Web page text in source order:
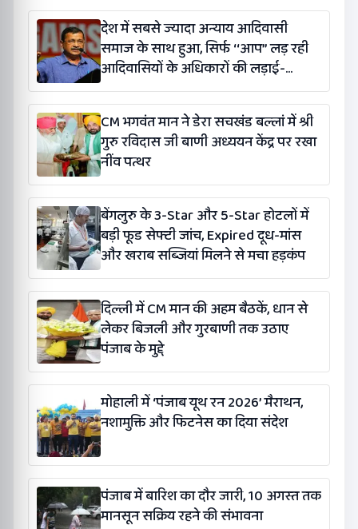
देश में सबसे ज्यादा अन्याय आदिवासी
समाज के साथ हुआ, सिर्फ ‘‘आप’’ लड़ रही
आदिवासियों के अधिकारों की लड़ाई-
केजरीवाल
CM भगवंत मान ने डेरा सचखंड बल्लां में श्री
गुरु रविदास जी बाणी अध्ययन केंद्र पर रखा
नींव पत्थर
बेंगलुरु के 3-Star और 5-Star होटलों में
बड़ी फूड सेफ्टी जांच, Expired दूध-मांस
और खराब सब्जियां मिलने से मचा हड़कंप
दिल्ली में CM मान की अहम बैठकें, धान से
लेकर बिजली और गुरबाणी तक उठाए
पंजाब के मुद्दे
मोहाली में ‘पंजाब यूथ रन 2026’ मैराथन,
नशामुक्ति और फिटनेस का दिया संदेश
पंजाब में बारिश का दौर जारी, 10 अगस्त तक
मानसून सक्रिय रहने की संभावना